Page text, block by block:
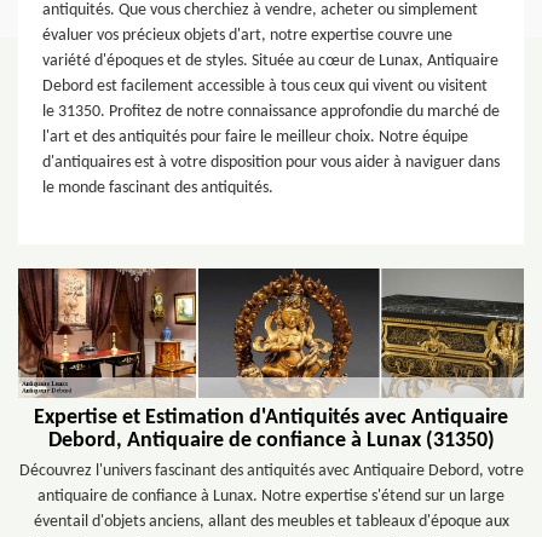
antiquités. Que vous cherchiez à vendre, acheter ou simplement
évaluer vos précieux objets d'art, notre expertise couvre une
variété d'époques et de styles. Située au cœur de Lunax, Antiquaire
Debord est facilement accessible à tous ceux qui vivent ou visitent
le 31350. Profitez de notre connaissance approfondie du marché de
l'art et des antiquités pour faire le meilleur choix. Notre équipe
d'antiquaires est à votre disposition pour vous aider à naviguer dans
le monde fascinant des antiquités.
Expertise et Estimation d'Antiquités avec Antiquaire
Debord, Antiquaire de confiance à Lunax (31350)
Découvrez l'univers fascinant des antiquités avec Antiquaire Debord, votre
antiquaire de confiance à Lunax. Notre expertise s'étend sur un large
éventail d'objets anciens, allant des meubles et tableaux d'époque aux